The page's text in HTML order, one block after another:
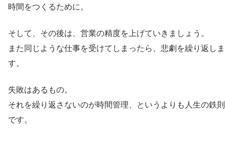
時間をつくるために。
そして、その後は、営業の精度を上げていきましょう。
また同じような仕事を受けてしまったら、悲劇を繰り返しま
す。
失敗はあるもの。
それを繰り返さないのが時間管理、というよりも人生の鉄則
です。